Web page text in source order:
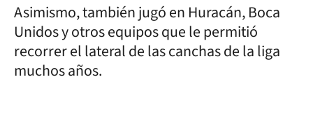
Asimismo, también jugó en Huracán, Boca
Unidos y otros equipos que le permitió
recorrer el lateral de las canchas de la liga
muchos años.